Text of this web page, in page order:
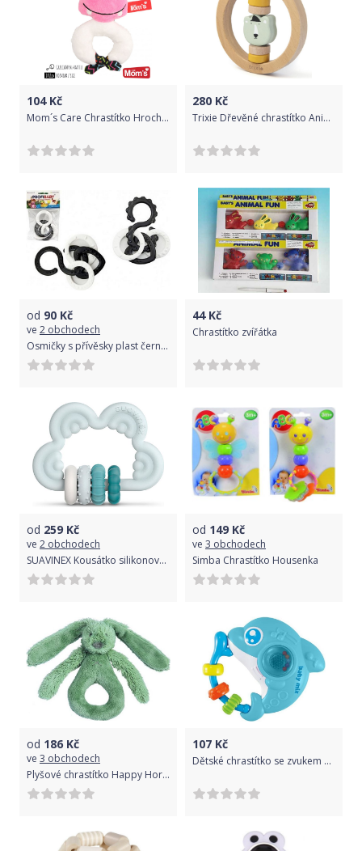
104Kč
Mom´s Care Chrastítko Hroch 2018
280 Kč
Trixie Dřevěné chrastítko Animal Mr. Polar Bear 2021
od 90 Kč
ve 2 obchodech
Osmičky s přívěsky plast černobílé 10cm v sáčku 0m+ 2druhy
44Kč
Chrastítko zvířátka
od 259 Kč
ve 2 obchodech
SUAVINEX Kousátko silikonové +6m - modré
od 149 Kč
ve 3 obchodech
Simba Chrastítko Housenka
od 186 Kč
ve 3 obchodech
Plyšové chrastítko Happy Horse králíček Richie 18 cm Zelené
107 Kč
Dětské chrastítko se zvukem Baby Mix Delfín